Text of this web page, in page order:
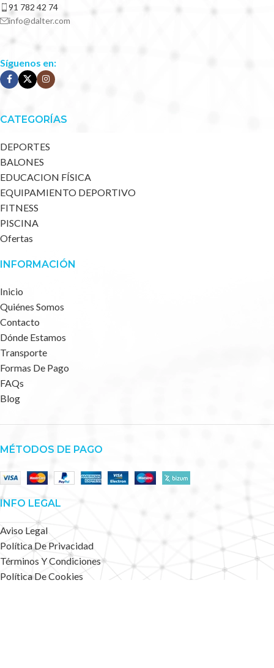
91 782 42 74
info@dalter.com
Síguenos en:
CATEGORÍAS
DEPORTES
BALONES
EDUCACION FÍSICA
EQUIPAMIENTO DEPORTIVO
FITNESS
PISCINA
Ofertas
INFORMACIÓN
Inicio
Quiénes Somos
Contacto
Dónde Estamos
Transporte
Formas De Pago
FAQs
Blog
MÉTODOS DE PAGO
INFO LEGAL
Aviso Legal
Política De Privacidad
Términos Y Condiciones
Política De Cookies